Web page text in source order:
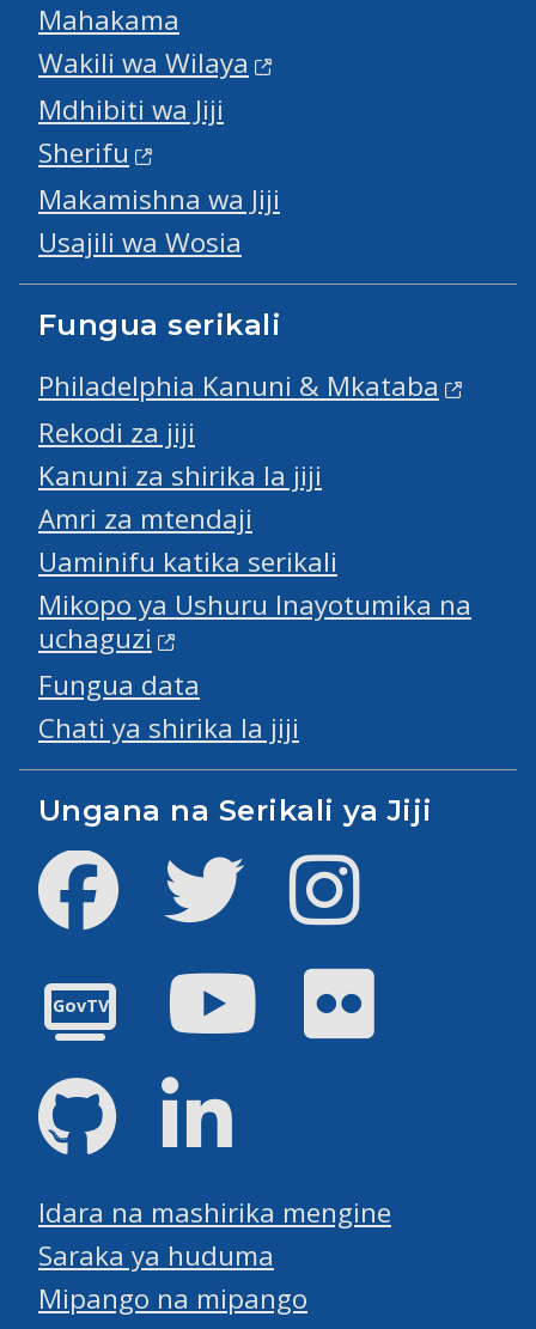
Mahakama
Wakili wa Wilaya
Mdhibiti wa Jiji
Sherifu
Makamishna wa Jiji
Usajili wa Wosia
Fungua serikali
Philadelphia Kanuni & Mkataba
Rekodi za jiji
Kanuni za shirika la jiji
Amri za mtendaji
Uaminifu katika serikali
Mikopo ya Ushuru Inayotumika na
uchaguzi
Fungua data
Chati ya shirika la jiji
Ungana na Serikali ya Jiji
Facebook Twitter
GovTV
Youtube
GitHub
Idara na mashirika mengine
Saraka ya huduma
Mipango na mipango